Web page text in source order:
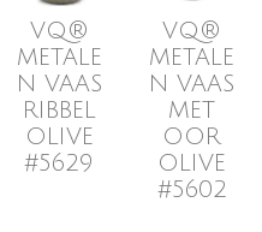
VQ®
METALE
N VAAS
RIBBEL
OLIVE
#5629
VQ®
METALE
N VAAS
MET
OOR
OLIVE
#5602